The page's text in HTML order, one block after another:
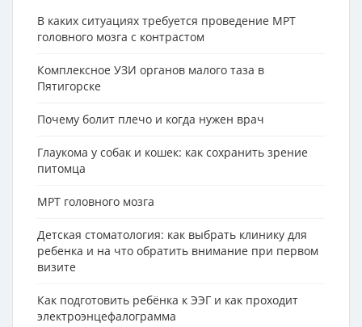
В каких ситуациях требуется проведение МРТ
головного мозга с контрастом
Комплексное УЗИ органов малого таза в
Пятигорске
Почему болит плечо и когда нужен врач
Глаукома у собак и кошек: как сохранить зрение
питомца
МРТ головного мозга
Детская стоматология: как выбрать клинику для
ребенка и на что обратить внимание при первом
визите
Как подготовить ребёнка к ЭЭГ и как проходит
электроэнцефалограмма